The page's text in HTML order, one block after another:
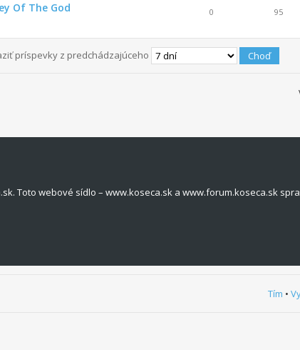
Of The God 0 95
príspevky z predchádzajúceho
Toto webové sídlo – www.koseca.sk a www.forum.koseca.sk
Tím •